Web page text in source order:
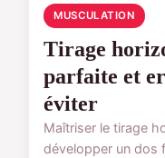
MUSCULATION
Tirage
parfaite et
éviter
Maîtriser le tirage
développer un dos